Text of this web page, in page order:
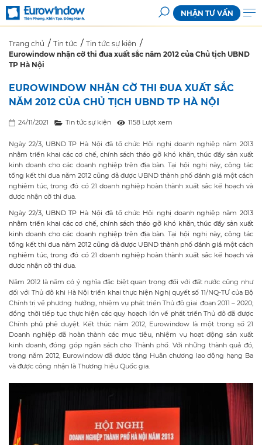
NHẬN TƯ VẤN
Trang chủ Tin tức
Tin tức sự kiện
Eurowindow nhận cờ thi đua xuất sắc năm 2012 của Chủ tịch UBND
TP Hà Nội
EUROWINDOW NHẬN CỜ THI ĐUA XUẤT SẮC
NĂM 2012 CỦA CHỦ TỊCH UBND TP HÀ NỘI
24/11/2021 Tin tức sự kiện 1158 Lượt xem
Ngày 22/3, UBND TP Hà Nội đã tổ chức Hội nghị doanh nghiệp năm 2013
nhằm triển khai các cơ chế, chính sách tháo gỡ khó khăn, thúc đẩy sản xuất
kinh doanh cho các doanh nghiệp trên địa bàn. Tại hội nghị này, công tác
tổng kết thi đua năm 2012 cũng đã được UBND thành phố đánh giá một cách
nghiêm túc, trong đó có 21 doanh nghiệp hoàn thành xuất sắc kế hoạch và
được nhận cờ thi đua.
Ngày 22/3, UBND TP Hà Nội đã tổ chức Hội nghị doanh nghiệp năm 2013
nhằm triển khai các cơ chế, chính sách tháo gỡ khó khăn, thúc đẩy sản xuất
kinh doanh cho các doanh nghiệp trên địa bàn. Tại hội nghị này, công tác
tổng kết thi đua năm 2012 cũng đã được UBND thành phố đánh giá một cách
nghiêm túc, trong đó có 21 doanh nghiệp hoàn thành xuất sắc kế hoạch và
được nhận cờ thi đua.
Năm 2012 là năm có ý nghĩa đặc biệt quan trọng đối với đất nước cũng như
đối với Thủ đô khi Hà Nội triển khai thực hiện Nghị quyết số 11/NQ-TƯ của Bộ
Chính trị về phương hướng, nhiệm vụ phát triển Thủ đô giai đoạn 2011 – 2020;
đồng thời tiếp tục thực hiện các quy hoạch lớn về phát triển Thủ đô đã được
Chính phủ phê duyệt. Kết thúc năm 2012, Eurowindow là một trong số 21
Doanh nghiệp đã hoàn thành các mục tiêu, nhiệm vụ hoạt động sản xuất
kinh doanh, đóng góp ngân sách cho Thành phố. Với những thành quả đó,
trong năm 2012, Eurowindow đã được tặng Huân chương lao động hạng Ba
và được công nhận là Thương hiệu Quốc gia.